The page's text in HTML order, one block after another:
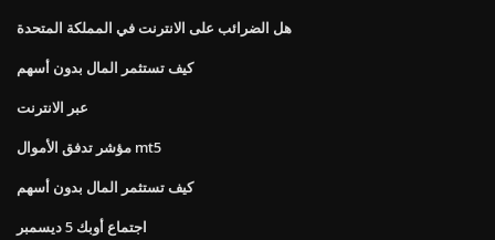
هل الضرائب على الانترنت في المملكة المتحدة
كيف تستثمر المال بدون أسهم
عبر الانترنت
مؤشر تدفق الأموال mt5
كيف تستثمر المال بدون أسهم
اجتماع أوبك 5 ديسمبر